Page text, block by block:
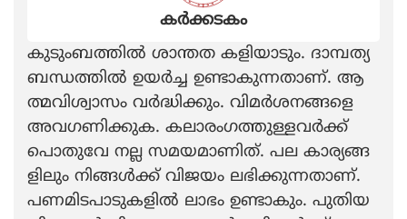
കര്‍ക്കടകം
കുടുംബത്തില്‍ ശാന്തത കളിയാടും. ദാമ്പത്യ
ബന്ധത്തില്‍ ഉയര്‍ച്ച ഉണ്ടാകുന്നതാണ്‌. ആ
ത്മവിശ്വാസം വര്‍ദ്ധിക്കും. വിമര്‍ശനങ്ങളെ
അവഗണിക്കുക. കലാരംഗത്തുള്ളവര്‍ക്ക്‌
പൊതുവേ നല്ല സമയമാണിത്‌. പല കാര്യങ്ങ
ളിലും നിങ്ങള്‍ക്ക്‌ വിജയം ലഭിക്കുന്നതാണ്‌.
പണമിടപാടുകളില്‍ ലാഭം ഉണ്ടാകും. പുതിയ